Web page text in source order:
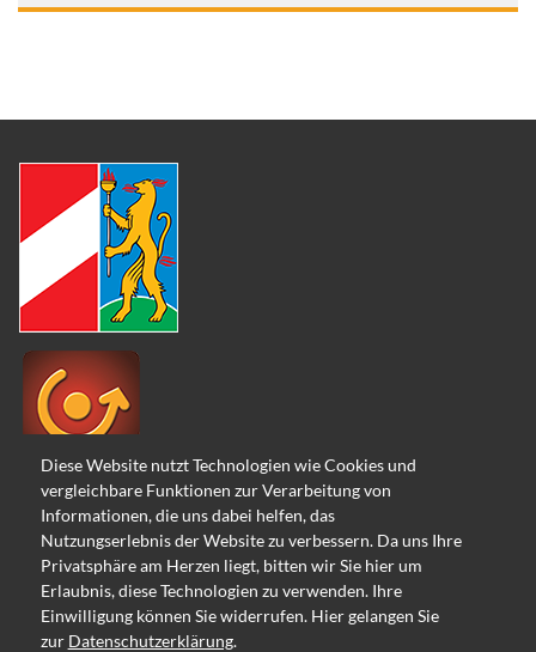
Diese Website nutzt Technologien wie Cookies und
vergleichbare Funktionen zur Verarbeitung von
Informationen, die uns dabei helfen, das
Nutzungserlebnis der Website zu verbessern. Da uns Ihre
Privatsphäre am Herzen liegt, bitten wir Sie hier um
Erlaubnis, diese Technologien zu verwenden. Ihre
Einwilligung können Sie widerrufen. Hier gelangen Sie
zur Datenschutzerklärung.